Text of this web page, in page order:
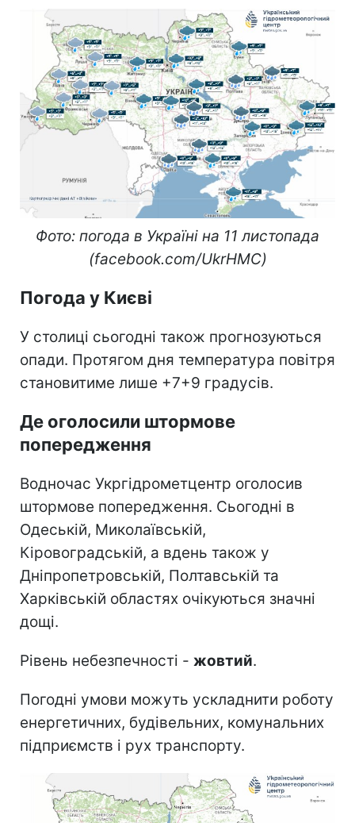
Фото: погода в Україні на 11 листопада
(facebook.com/UkrHMC)
Погода у Києві
У столиці сьогодні також прогнозуються
опади. Протягом дня температура повітря
становитиме лише +7+9 градусів.
Де оголосили штормове
попередження
Водночас Укргідрометцентр оголосив
штормове попередження. Сьогодні в
Одеській, Миколаївській,
Кіровоградській, а вдень також у
Дніпропетровській, Полтавській та
Харківській областях очікуються значні
дощі.
Рівень небезпечності - жовтий.
Погодні умови можуть ускладнити роботу
енергетичних, будівельних, комунальних
підприємств і рух транспорту.